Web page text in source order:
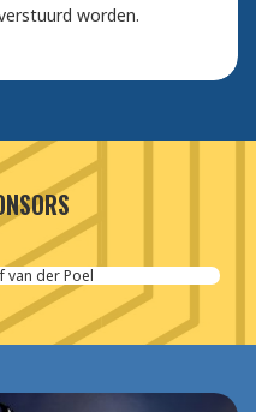
worden.
van der Poel